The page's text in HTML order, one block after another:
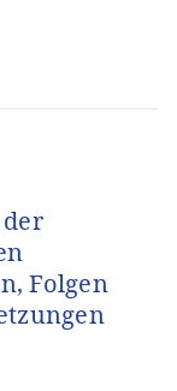
Folgen